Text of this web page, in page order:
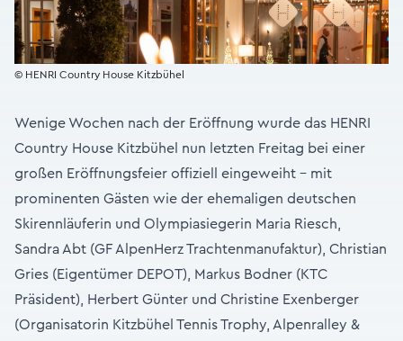
© HENRI Country House Kitzbühel
Wenige Wochen nach der Eröffnung wurde das HENRI
Country House Kitzbühel nun letzten Freitag bei einer
großen Eröffnungsfeier offiziell eingeweiht – mit
prominenten Gästen wie der ehemaligen deutschen
Skirennläuferin und Olympiasiegerin Maria Riesch,
Sandra Abt (GF AlpenHerz Trachtenmanufaktur), Christian
Gries (Eigentümer DEPOT), Markus Bodner (KTC
Präsident), Herbert Günter und Christine Exenberger
(Organisatorin Kitzbühel Tennis Trophy, Alpenralley &